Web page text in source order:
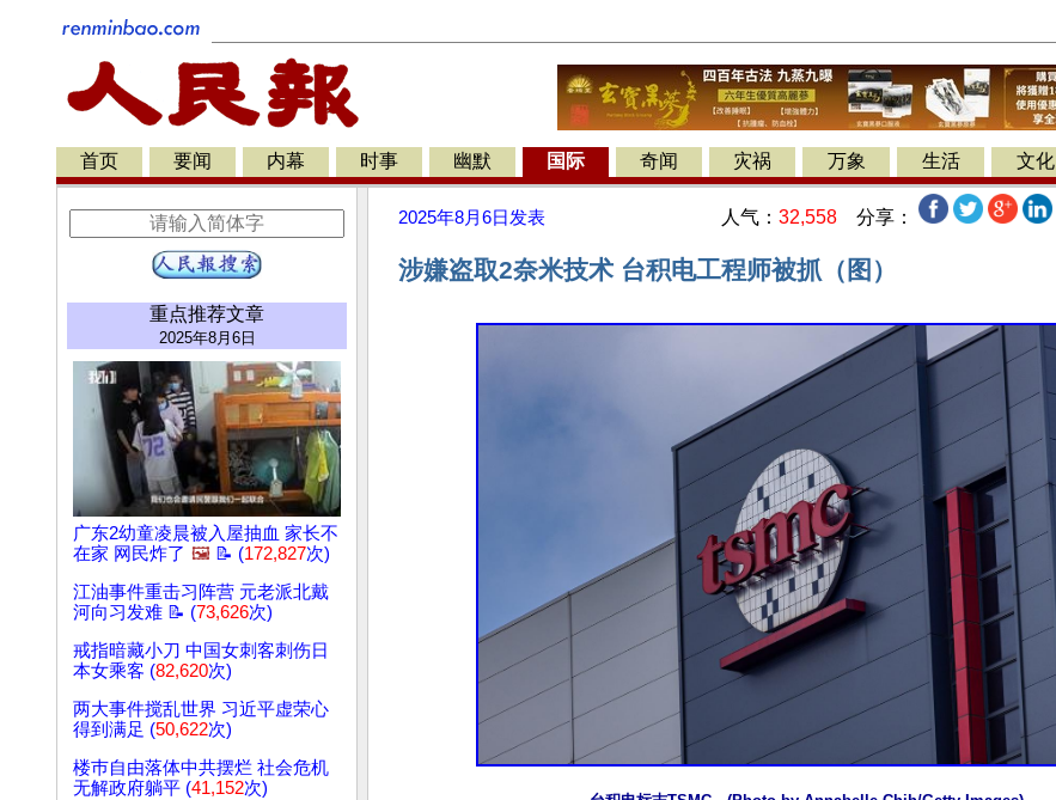
首页 要闻 内幕 时事 幽默 国际 奇闻 灾祸 万象 生活 文化
重点推荐文章
2025年8月6日
广东2幼童凌晨被入屋抽血 家长不
在家 网民炸了 🖼️ 📝 (172,827次)
江油事件重击习阵营 元老派北戴
河向习发难 📝 (73,626次)
戒指暗藏小刀 中国女刺客刺伤日
本女乘客 (82,620次)
两大事件搅乱世界 习近平虚荣心
得到满足 (50,622次)
楼巿自由落体中共摆烂 社会危机
无解政府躺平 (41,152次)
2025年8月6日 发表 人气： 32,558 分享：
涉嫌盗取2奈米技术 台积电工程师被抓（图）